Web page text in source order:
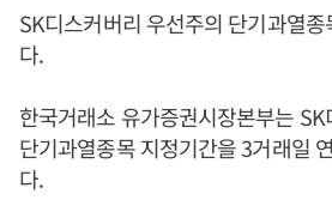
SK디스커버리 우선주의 단기과열
다.
한국거래소 유가증권시장본부는
단기과열종목 지정기간을 3거래일
다.